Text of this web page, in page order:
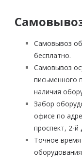
Самовывоз
бесплатно.
Самовывоз
письменного
наличия
Забор
офисе по
проспект, 2-й
Точное